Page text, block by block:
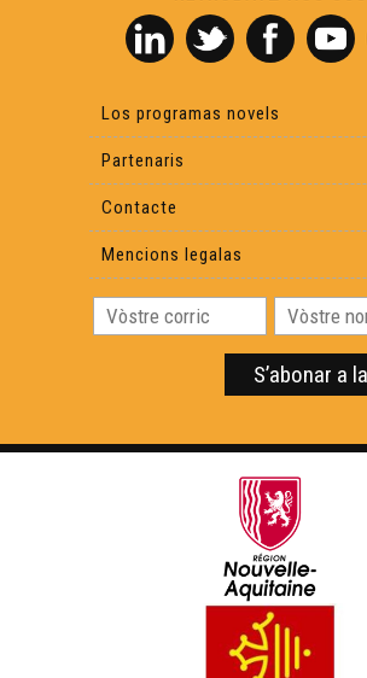
Los programas novels
Partenaris
Contacte
Mencions legalas